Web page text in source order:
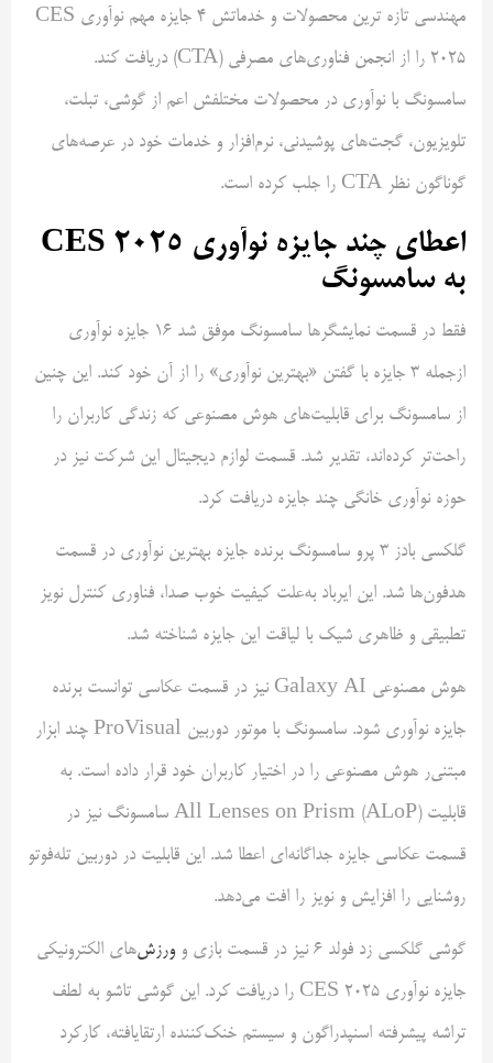
مهندسی تازه ترین محصولات و خدماتش 4 جایزه مهم نوآوری CES
2025 را از انجمن فناوری‌های مصرفی (CTA) دریافت کند.
سامسونگ با نوآوری در محصولات مختلفش اعم از گوشی‌، تبلت‌،
تلویزیون‌، گجت‌های پوشیدنی، نرم‌افزار و خدمات خود در عرصه‌های
گوناگون نظر CTA را جلب کرده است.
اعطای چند جایزه نوآوری CES 2025
به سامسونگ
فقط در قسمت نمایشگرها سامسونگ موفق شد 16 جایزه نوآوری
ازجمله 3 جایزه با گفتن «بهترین نوآوری» را از آن خود کند. این چنین
از سامسونگ برای قابلیت‌های هوش مصنوعی که زندگی کاربران را
راحت‌تر کرده‌اند، تقدیر شد. قسمت لوازم دیجیتال این شرکت نیز در
حوزه نوآوری خانگی چند جایزه دریافت کرد.
گلکسی بادز 3 پرو سامسونگ برنده جایزه بهترین نوآوری در قسمت
هدفون‌ها شد. این ایرباد به‌علت کیفیت خوب صدا، فناوری کنترل نویز
تطبیقی و ظاهری شیک با لیاقت این جایزه شناخته شد.
هوش مصنوعی Galaxy AI نیز در قسمت عکاسی توانست برنده
جایزه نوآوری شود. سامسونگ با موتور دوربین ProVisual چند ابزار
مبتنی‌ر هوش مصنوعی را در اختیار کاربران خود قرار داده است. به
قابلیت All Lenses on Prism (ALoP) سامسونگ نیز در
قسمت عکاسی جایزه جداگانه‌ای اعطا شد. این قابلیت در دوربین تله‌فوتو
روشنایی را افزایش و نویز را افت می‌دهد.
گوشی گلکسی زد فولد 6 نیز در قسمت بازی و ورزش‌های الکترونیکی
جایزه نوآوری CES 2025 را دریافت کرد. این گوشی تاشو به لطف
تراشه پیشرفته اسنپدراگون و سیستم خنک‌کننده ارتقایافته، کارکرد